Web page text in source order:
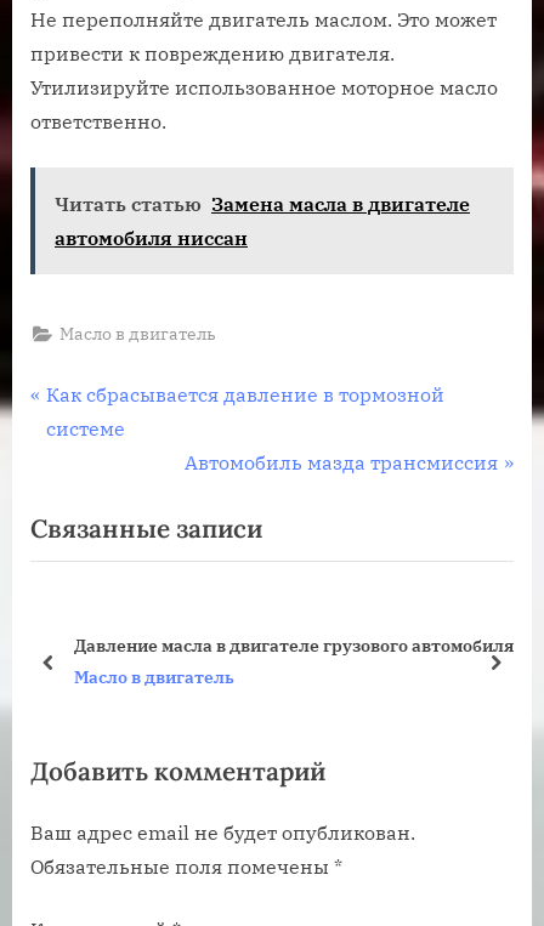
Не переполняйте двигатель маслом. Это может
привести к повреждению двигателя.
Утилизируйте использованное моторное масло
ответственно.
Читать статью Замена масла в двигателе
автомобиля ниссан
Масло в двигатель
Навигация
П
р
ы
д
а
а
и
с
Как сбрасывается давление в тормозной
системе
С
е
д
з
п
и
Автомобиль мазда трансмиссия
Связанные записи
Давление масла в двигателе грузового автомобиля
Масло в двигатель
пред
Добавить комментарий
Ваш адрес email не будет опубликован.
Обязательные поля помечены *